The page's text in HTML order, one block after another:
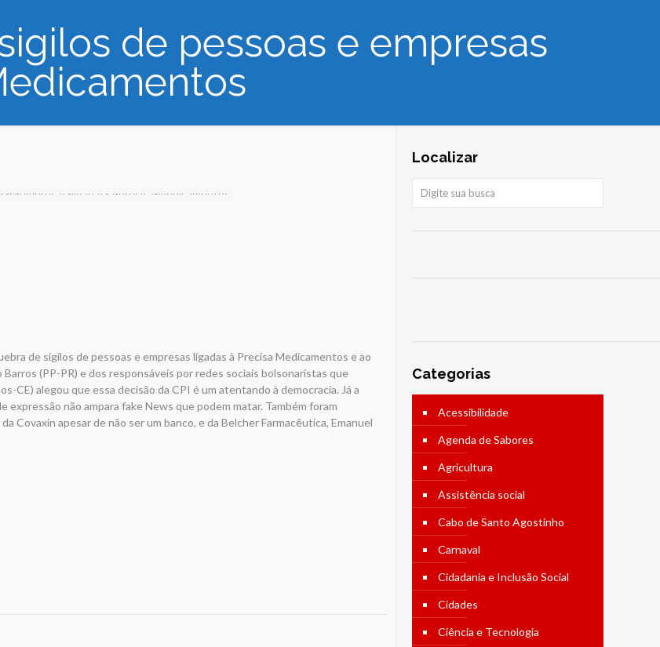
de pessoas e empresas
de sigilos de pessoas e empresas ligadas à Precisa Medicamentos e ao
(PP-PR) e dos responsáveis por redes sociais bolsonaristas que
CE) alegou que essa decisão da CPI é um atentando à democracia. Já a
expressão não ampara fake News que podem matar. Também foram
Covaxin apesar de não ser um banco, e da Belcher Farmacêutica, Emanuel
Localizar
Categorias
Acessibilidade
Agenda de Sabores
Agricultura
Assistência social
Cabo de Santo Agostinho
Carnaval
Cidadania e Inclusão Social
Cidades
Ciência e Tecnologia